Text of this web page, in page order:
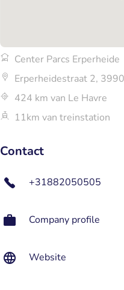
Center Parcs Erperheide
Erperheidestraat 2,
424 km van Le Havre
11km van treinstation
Contact
+31882050505
Company profile
Website